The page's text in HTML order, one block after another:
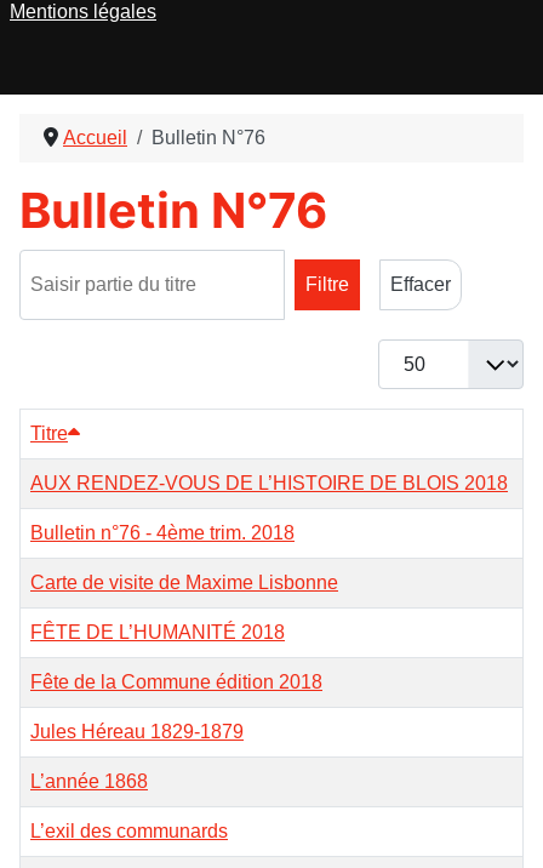
Accueil Bulletin N°76
Bulletin N°76
Filtre
Effacer
Afficher #
Titre
AUX RENDEZ-VOUS DE L’HISTOIRE DE BLOIS 2018
Bulletin n°76 - 4ème trim. 2018
Carte de visite de Maxime Lisbonne
FÊTE DE L’HUMANITÉ 2018
Fête de la Commune édition 2018
Jules Héreau 1829-1879
L’année 1868
L’exil des communards
Mentions légales